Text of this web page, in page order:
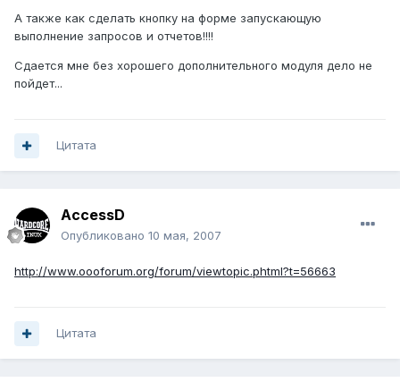
А также как сделать кнопку на форме запускающую
выполнение запросов и отчетов!!!!
Сдается мне без хорошего дополнительного модуля дело не
пойдет...
Цитата
AccessD
Опубликовано 10 мая, 2007
http://www.oooforum.org/forum/viewtopic.phtml?t=56663
Цитата